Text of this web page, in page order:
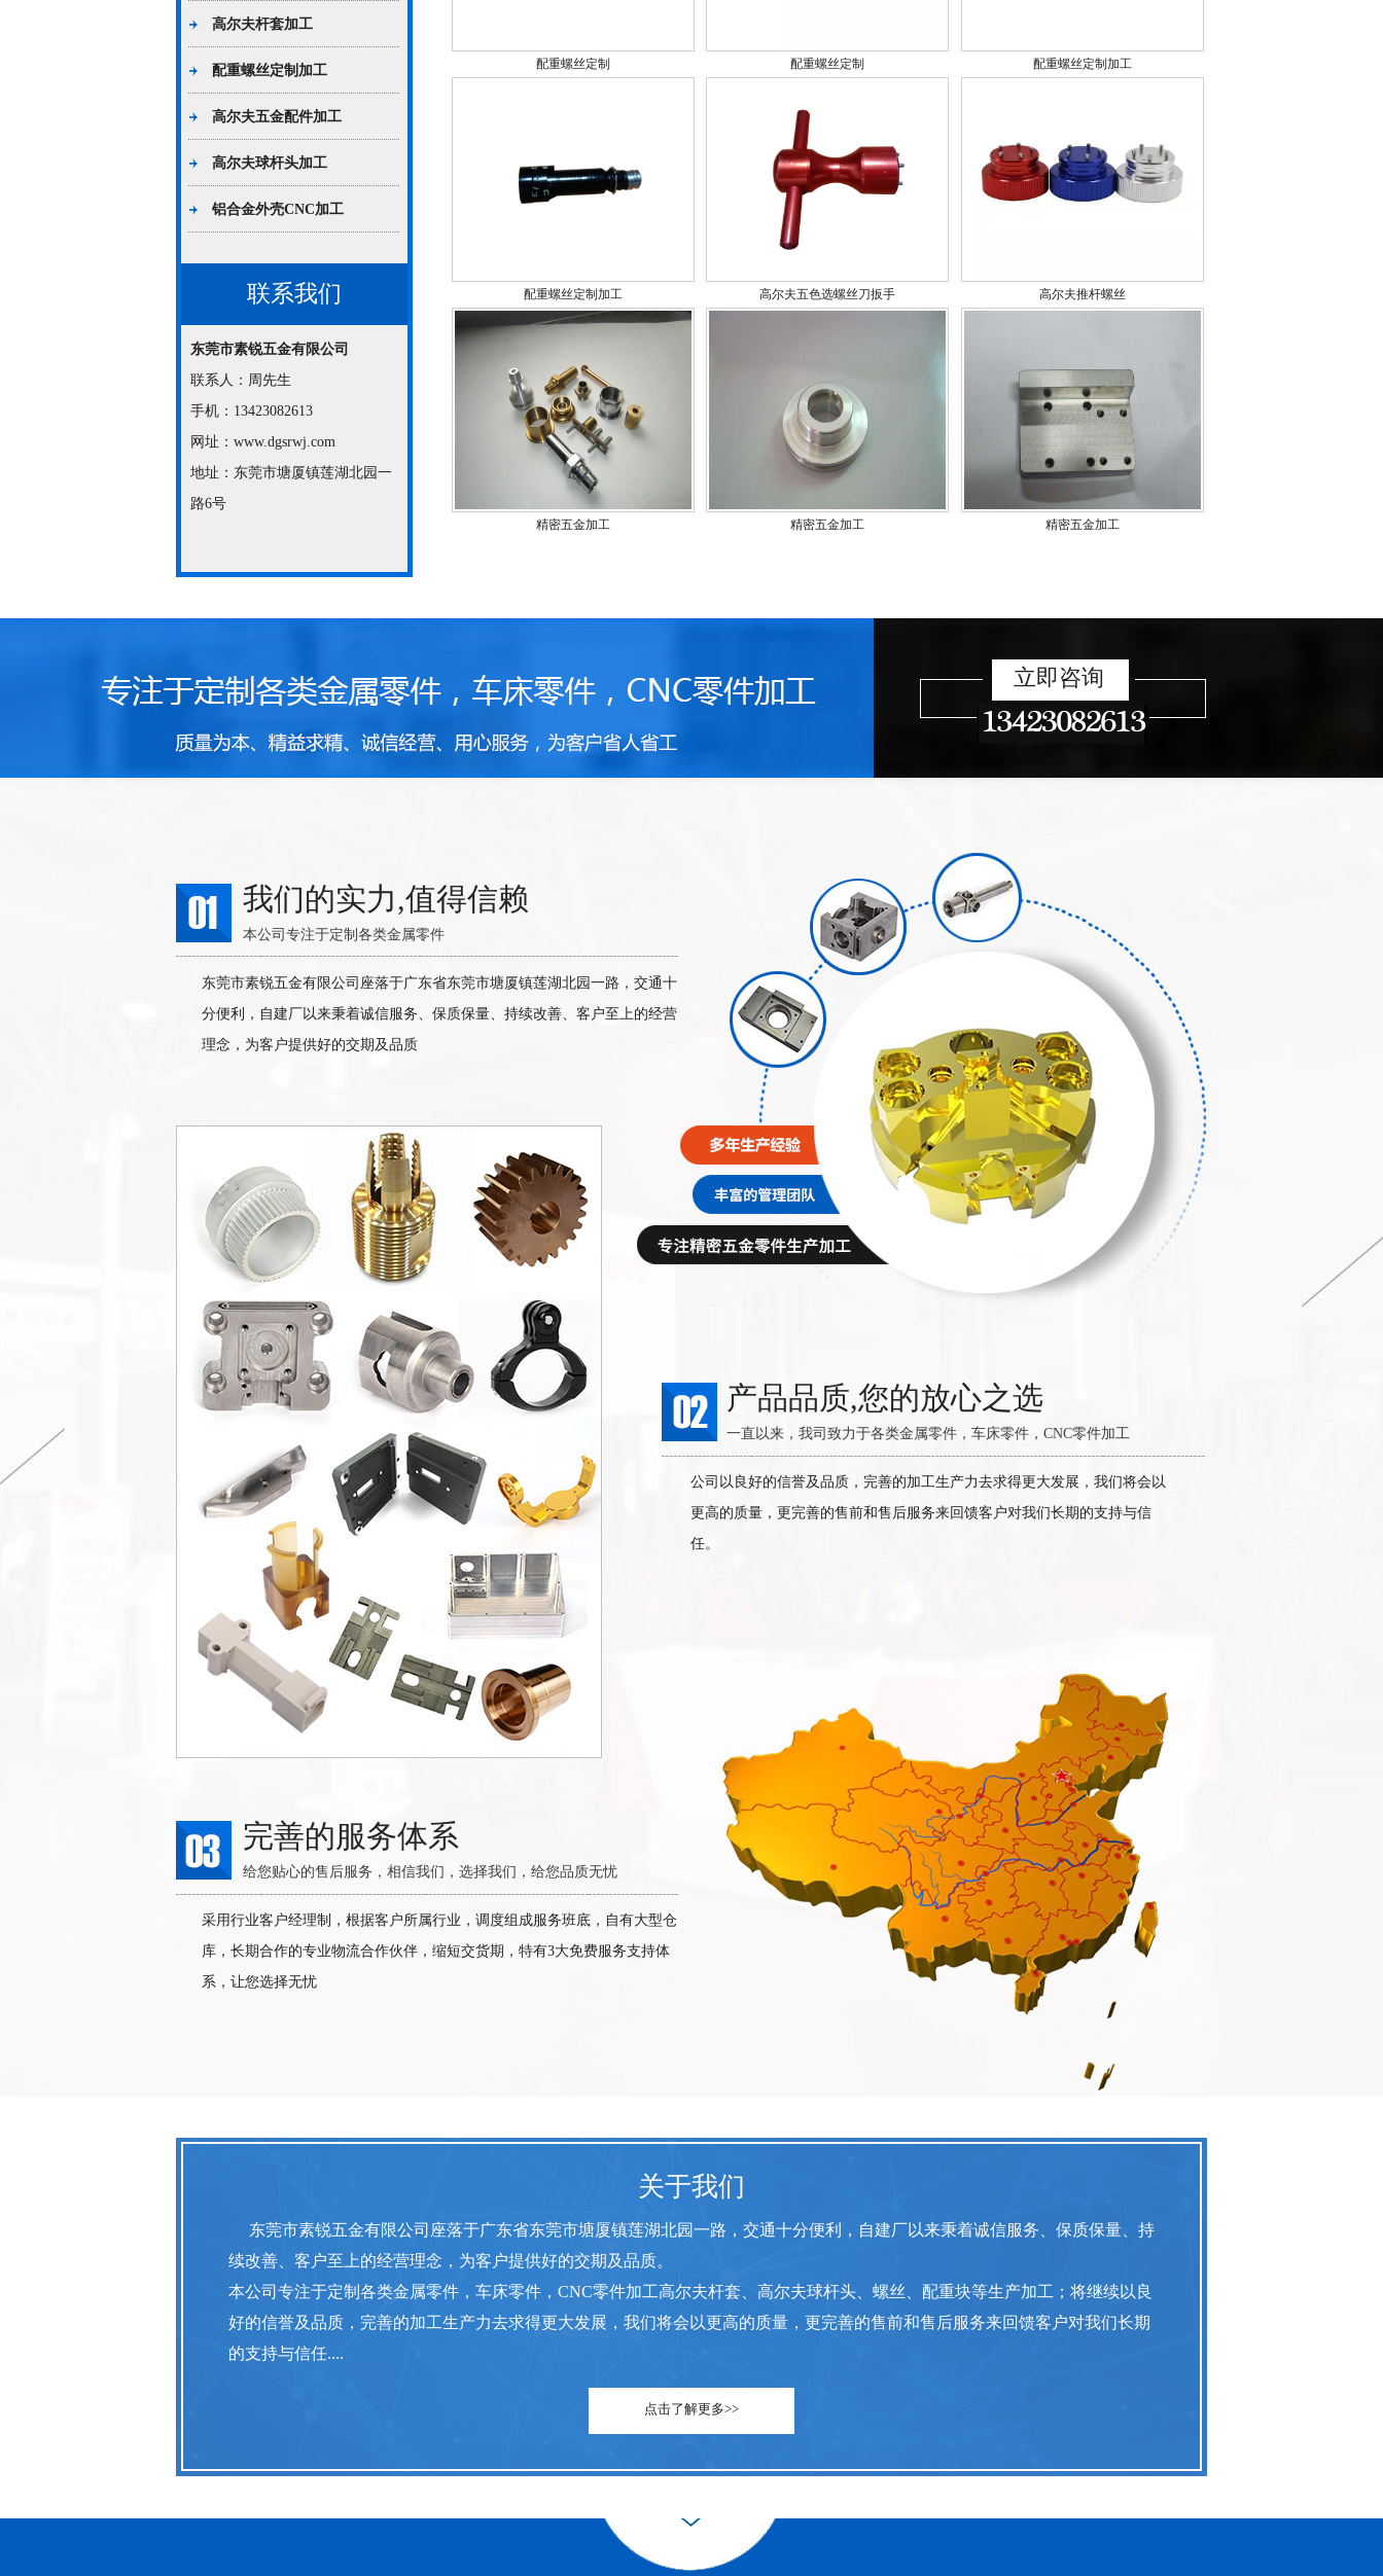
高尔夫杆套加工
配重螺丝定制加工
高尔夫五金配件加工
高尔夫球杆头加工
铝合金外壳CNC加工
联系我们
东莞市素锐五金有限公司
联系人：周先生
手机：13423082613
网址：www.dgsrwj.com
地址：东莞市塘厦镇莲湖北园一
路6号
配重螺丝定制 配重螺丝定制 配重螺丝定制加工
配重螺丝定制加工 高尔夫五色选螺丝刀扳手 高尔夫推杆螺丝
精密五金加工 精密五金加工 精密五金加工
立即咨询
我们的实力,值得信赖
本公司专注于定制各类金属零件
东莞市素锐五金有限公司座落于广东省东莞市塘厦镇莲湖北园一路，交通十
分便利，自建厂以来秉着诚信服务、保质保量、持续改善、客户至上的经营
理念，为客户提供好的交期及品质
产品品质,您的放心之选
一直以来，我司致力于各类金属零件，车床零件，CNC零件加工
公司以良好的信誉及品质，完善的加工生产力去求得更大发展，我们将会以
更高的质量，更完善的售前和售后服务来回馈客户对我们长期的支持与信
任。
完善的服务体系
给您贴心的售后服务，相信我们，选择我们，给您品质无忧
采用行业客户经理制，根据客户所属行业，调度组成服务班底，自有大型仓
库，长期合作的专业物流合作伙伴，缩短交货期，特有3大免费服务支持体
系，让您选择无忧
关于我们
东莞市素锐五金有限公司座落于广东省东莞市塘厦镇莲湖北园一路，交通十分便利，自建厂以来秉着诚信服务、保质保量、持
续改善、客户至上的经营理念，为客户提供好的交期及品质。
本公司专注于定制各类金属零件，车床零件，CNC零件加工高尔夫杆套、高尔夫球杆头、螺丝、配重块等生产加工；将继续以良
好的信誉及品质，完善的加工生产力去求得更大发展，我们将会以更高的质量，更完善的售前和售后服务来回馈客户对我们长期
的支持与信任....
点击了解更多>>